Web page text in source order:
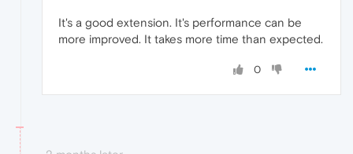
It's a good extension. It's performance can be
more improved. It takes more time than expected.
0